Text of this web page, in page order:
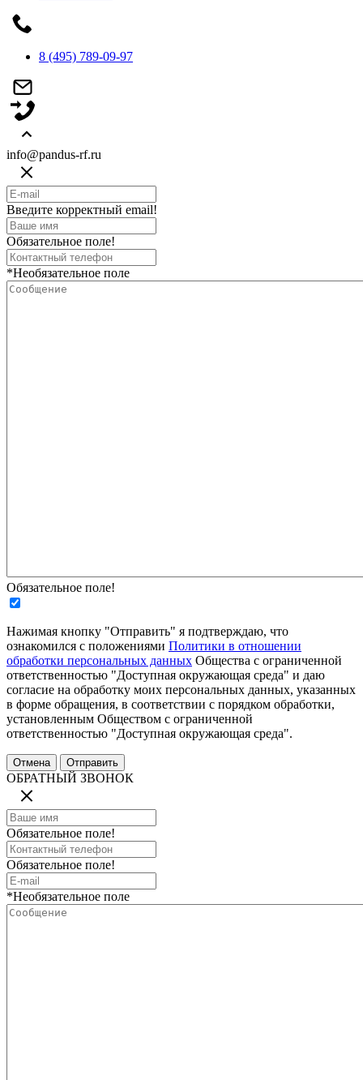
8 (495) 789-09-97
info@pandus-rf.ru
Введите корректный email!
Обязательное поле!
*Необязательное поле
Обязательное поле!
Нажимая кнопку "Отправить" я подтверждаю, что
ознакомился с положениями Политики в отношении
обработки персональных данных Общества с ограниченной
ответственностью "Доступная окружающая среда" и даю
согласие на обработку моих персональных данных, указанных
в форме обращения, в соответствии с порядком обработки,
установленным Обществом с ограниченной
ответственностью "Доступная окружающая среда".
ОБРАТНЫЙ ЗВОНОК
Обязательное поле!
Обязательное поле!
*Необязательное поле